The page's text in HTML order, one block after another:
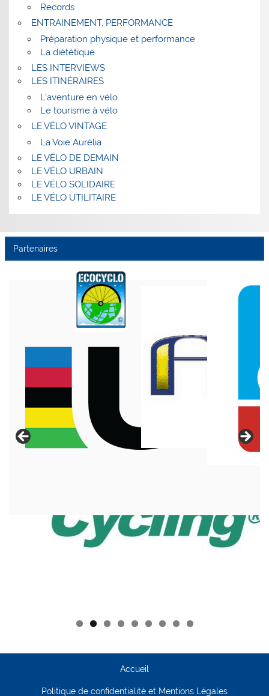
Records
ENTRAINEMENT, PERFORMANCE
Préparation physique et performance
La diététique
LES INTERVIEWS
LES ITINÉRAIRES
L’aventure en vélo
Le tourisme à vélo
LE VÉLO VINTAGE
La Voie Aurélia
LE VÉLO DE DEMAIN
LE VÉLO URBAIN
LE VÉLO SOLIDAIRE
LE VÉLO UTILITAIRE
Partenaires
Accueil
Politique de confidentialité et Mentions Légales